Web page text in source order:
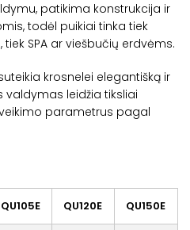
patikima konstrukcija ir
todėl puikiai tinka tiek
SPA ar viešbučių erdvėms.
krosnelei elegantišką ir
valdymas leidžia tiksliai
parametrus pagal
QU105E QU120E QU150E